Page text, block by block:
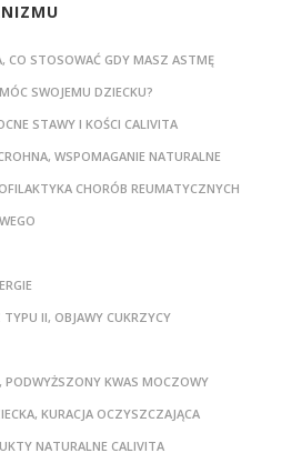
CO STOSOWAĆ GDY MASZ ASTMĘ
SWOJEMU DZIECKU?
STAWY I KOŚCI CALIVITA
WSPOMAGANIE NATURALNE
CHORÓB REUMATYCZNYCH
II, OBJAWY CUKRZYCY
KWAS MOCZOWY
KURACJA OCZYSZCZAJĄCA
NATURALNE CALIVITA